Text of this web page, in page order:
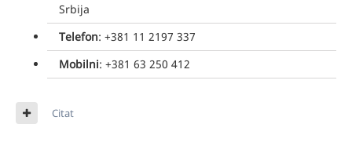
Srbija
Telefon: +381 11 2197 337
Mobilni: +381 63 250 412
Citat